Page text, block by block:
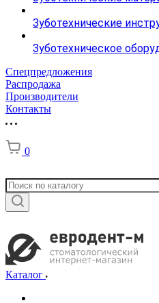
Зуботехнические
Зуботехническое
Спецпредложения
Распродажа
Производители
Контакты
0
Каталог